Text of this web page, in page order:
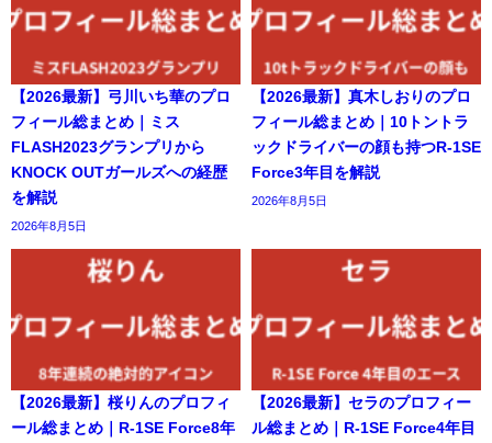
【2026最新】弓川いち華のプロ
フィール総まとめ｜ミス
FLASH2023グランプリから
KNOCK OUTガールズへの経歴
を解説
2026年8月5日
【2026最新】真木しおりのプロ
フィール総まとめ｜10トントラ
ックドライバーの顔も持つR-1SE
Force3年目を解説
2026年8月5日
【2026最新】桜りんのプロフィ
ール総まとめ｜R-1SE Force8年
【2026最新】セラのプロフィー
ル総まとめ｜R-1SE Force4年目